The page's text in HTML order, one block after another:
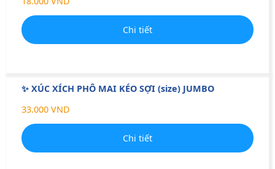
Chi tiết
✨ XÚC XÍCH PHÔ MAI KÉO SỢI (size) JUMBO
33.000 VND
Chi tiết